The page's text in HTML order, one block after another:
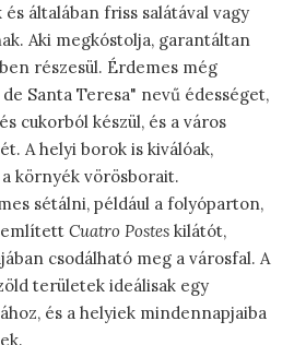
általában friss salátával vagy
Aki megkóstolja, garantáltan
részesül. Érdemes még
Santa Teresa" nevű édességet,
cukorból készül, és a város
A helyi borok is kiválóak,
környék vörösborait.
sétálni, például a folyóparton,
említett Cuatro Postes kilátót,
csodálható meg a városfal. A
területek ideálisak egy
és a helyiek mindennapjaiba